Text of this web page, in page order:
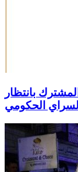
بانتظار
الحكومي